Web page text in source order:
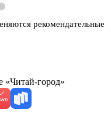
рекомендательные
«Читай-город»